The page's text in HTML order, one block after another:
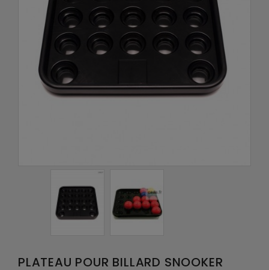
PLATEAU POUR BILLARD SNOOKER